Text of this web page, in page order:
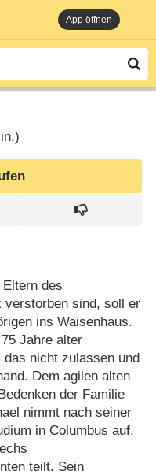
App öffnen
des
verstorben sind, soll er
ins Waisenhaus.
Jahre alter
nicht zulassen und
Dem agilen alten
der Familie
nimmt nach seiner
in Columbus auf,
teilt. Sein